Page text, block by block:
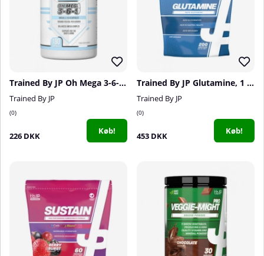
Trained By JP Oh Mega 3-6-9, 180 caps
Trained By JP
0
226 DKK Køb!
Trained By JP Glutamine, 1 kg
Trained By JP
0
453 DKK Køb!